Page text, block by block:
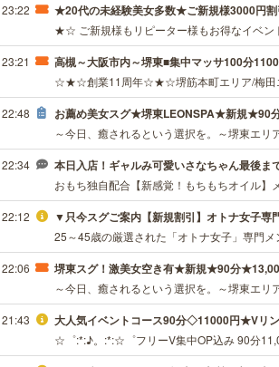
23:22 ★20代の未経験美女多数★ご新規様3000円
23:21 高槻～大阪市内～堺東■集中マッサ100分
22:48 お薦め美女スグ★堺東LEONSPA★新規★90
22:34 本日入店！ギャルみ可愛いさなちゃん最後ま
22:12 ▼只今スグご案内【新規割引】オトナ女子専
22:06 堺東スグ！激美女空き有★新規★90分
21:43 大人気イベントコース90分◇11000円★Vリ